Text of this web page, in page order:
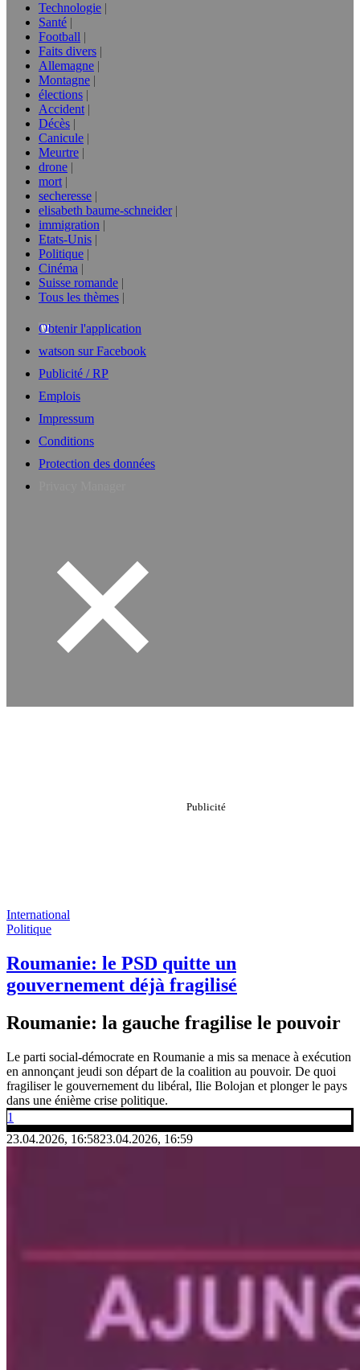
Technologie
Santé
Football
Faits divers
Allemagne
Montagne
élections
Accident
Décès
Canicule
Meurtre
drone
mort
secheresse
elisabeth baume-schneider
immigration
Etats-Unis
Politique
Cinéma
Suisse romande
Tous les thèmes
Obtenir l'application
watson sur Facebook
Publicité / RP
Emplois
Impressum
Conditions
Protection des données
International
Politique
Roumanie: le PSD quitte un
gouvernement déjà fragilisé
Roumanie: la gauche fragilise le pouvoir
Le parti social-démocrate en Roumanie a mis sa menace à exécution
en annonçant jeudi son départ de la coalition au pouvoir. De quoi
fragiliser le gouvernement du libéral, Ilie Bolojan et plonger le pays
dans une énième crise politique.
1
23.04.2026, 16:5823.04.2026, 16:59